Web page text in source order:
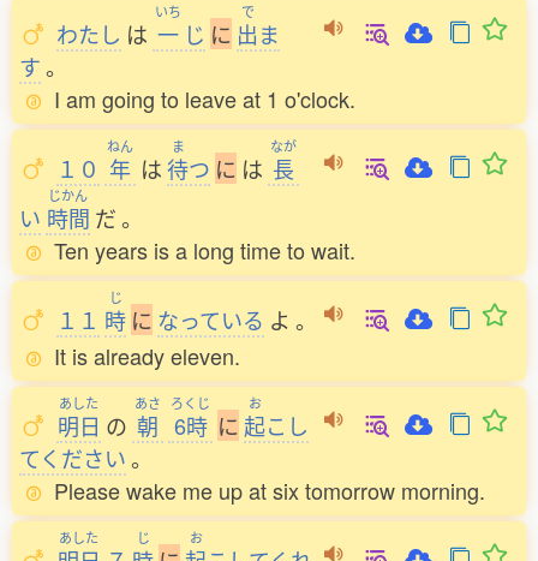
わたし は
いち
一 じ に
で
出ま
す。
I am going to leave at 1 o'clock.
１０
ねん
年 は
ま
待つ に は
なが
長
い
じかん
時間 だ。
Ten years is a long time to wait.
１１
じ
時 に なっている よ 。
It is already eleven.
あした
明日 の
あさ
朝
ろくじ
6時 に
お
起こし
てください。
Please wake me up at six tomorrow morning.
あした じ お